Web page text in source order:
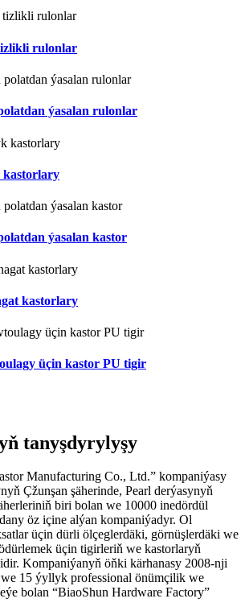
rulonlar
ýasalan rulonlar
ýasalan kastor
kastorlary
üçin kastor PU tigir
tanyşdyrylyşy
Manufacturing Co., Ltd.” kompaniýasy
Çžunşan şäherinde, Pearl derýasynyň
biri bolan we 10000 inedördül
öz içine alýan kompaniýadyr. Ol
üçin dürli ölçeglerdäki, görnüşlerdäki we
üçin tigirleriň we kastorlaryň
Kompaniýanyň öňki kärhanasy 2008-nji
15 ýyllyk professional önümçilik we
bolan “BiaoShun Hardware Factory”